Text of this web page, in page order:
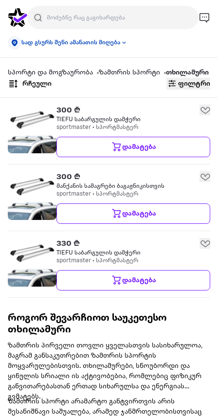
სად გსურს შენი ამანათის მიღება
სპორტი და მოგზაურობა ზამთრის სპორტი
თხილამური
რჩეული
ფილტრი
300 ₾
TIEFU საბარგულის დამჭერი
sportmaster • სპორტმასტერ
დამატება
300 ₾
მანქანის სამაგრები ბაგაჟნიკისთვის
sportmaster • სპორტმასტერ
დამატება
330 ₾
TIEFU საბარგულის დამჭერი
sportmaster • სპორტმასტერ
დამატება
როგორ შევარჩიოთ საუკეთესო
თხილამური
ზამთრის პირველი თოვლი ყველასთვის სასიხარულოა,
მაგრამ განსაკუთრებით ზამთრის სპორტის
მოყვარულებისთვის. თხილამურები, სნოუბორდი და
ყინულის სრიალი ის აქტივობებია, რომლებიც ფიზიკურ
განვითარებასთან ერთად სიხარულსა და ენერგიას
გვმატებს.
ზამთრის სპორტი არამარტო განტვირთვის არის
შესანიშნავი საშუალება, არამედ ჯანმრთელობისთვისაც